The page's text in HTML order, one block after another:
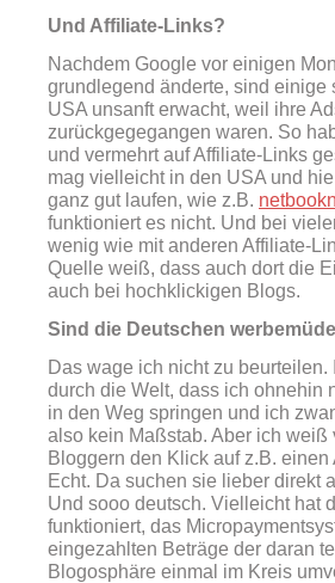
Und Affiliate-Links?
Nachdem Google vor einigen
grundlegend änderte, sind
USA unsanft erwacht, weil ihre
zurückgegegangen waren. So
und vermehrt auf Affiliate-Links
mag vielleicht in den USA und
ganz gut laufen, wie z.B.
funktioniert es nicht. Und bei
wenig wie mit anderen Affiliate-
Quelle weiß, dass auch dort die
auch bei hochklickigen Blogs.
Sind die Deutschen
Das wage ich nicht zu
durch die Welt, dass ich ohnehin
in den Weg springen und ich
also kein Maßstab. Aber ich
Bloggern den Klick auf z.B.
Echt. Da suchen sie lieber direkt
Und sooo deutsch. Vielleicht hat
funktioniert, das
eingezahlten Beträge der daran
Blogosphäre einmal im Kreis